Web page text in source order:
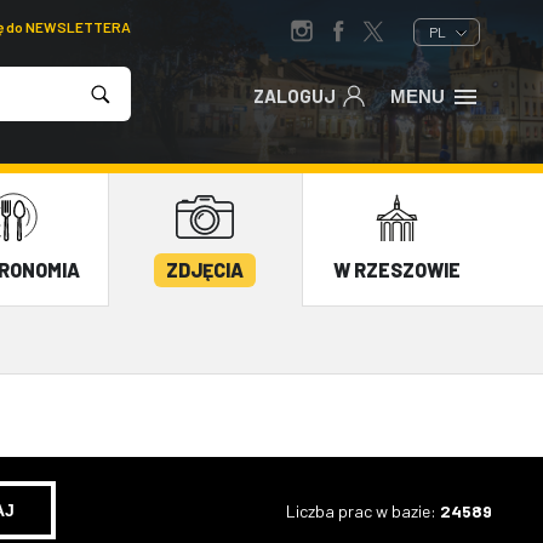
NEWSLETTERA PL
ZALOGUJ MENU
ZDJĘCIA W RZESZOWIE
Liczba prac w bazie: 24589